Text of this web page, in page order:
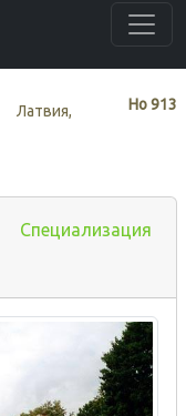
Нo913
Латвия,
Специализация